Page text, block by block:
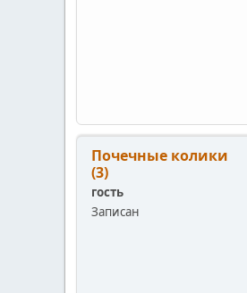
Почечные колики
(3)
гость
Записан